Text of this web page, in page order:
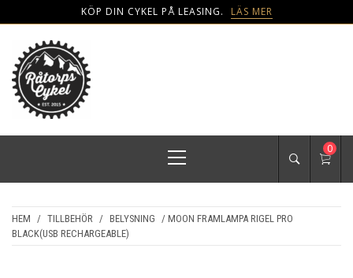
KÖP DIN CYKEL PÅ LEASING. LÄS MER
content
NYA RÅTORPS
CYKEL
Den mest älvnära cykelbutiken i Karlstad
Menu
0
HEM / TILLBEHÖR / BELYSNING / MOON FRAMLAMPA RIGEL PRO
BLACK(USB RECHARGEABLE)